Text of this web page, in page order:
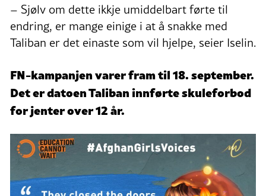
– Sjølv om dette ikkje umiddelbart førte til
endring, er mange einige i at å snakke med
Taliban er det einaste som vil hjelpe, seier Iselin.
FN-kampanjen varer fram til 18. september.
Det er datoen Taliban innførte skuleforbod
for jenter over 12 år.